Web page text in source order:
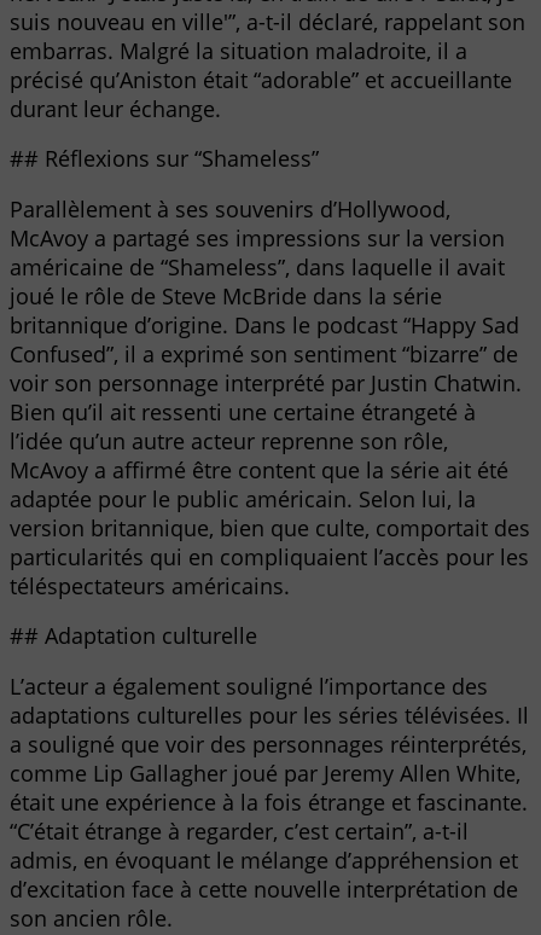
suis nouveau en ville'”, a-t-il déclaré, rappelant son
embarras. Malgré la situation maladroite, il a
précisé qu’Aniston était “adorable” et accueillante
durant leur échange.
## Réflexions sur “Shameless”
Parallèlement à ses souvenirs d’Hollywood,
McAvoy a partagé ses impressions sur la version
américaine de “Shameless”, dans laquelle il avait
joué le rôle de Steve McBride dans la série
britannique d’origine. Dans le podcast “Happy Sad
Confused”, il a exprimé son sentiment “bizarre” de
voir son personnage interprété par Justin Chatwin.
Bien qu’il ait ressenti une certaine étrangeté à
l’idée qu’un autre acteur reprenne son rôle,
McAvoy a affirmé être content que la série ait été
adaptée pour le public américain. Selon lui, la
version britannique, bien que culte, comportait des
particularités qui en compliquaient l’accès pour les
téléspectateurs américains.
## Adaptation culturelle
L’acteur a également souligné l’importance des
adaptations culturelles pour les séries télévisées. Il
a souligné que voir des personnages réinterprétés,
comme Lip Gallagher joué par Jeremy Allen White,
était une expérience à la fois étrange et fascinante.
“C’était étrange à regarder, c’est certain”, a-t-il
admis, en évoquant le mélange d’appréhension et
d’excitation face à cette nouvelle interprétation de
son ancien rôle.